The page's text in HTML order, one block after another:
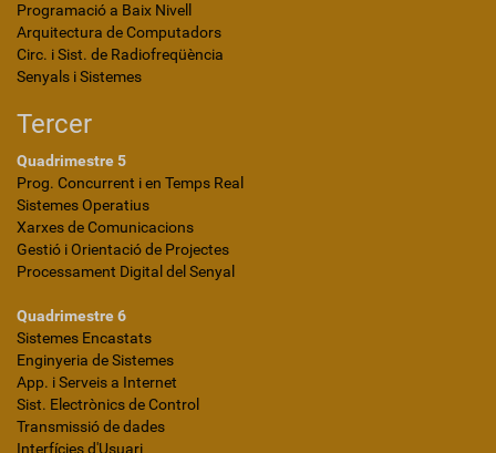
Programació a Baix Nivell
Arquitectura de Computadors
Circ. i Sist. de Radiofreqüència
Senyals i Sistemes
Tercer
Quadrimestre 5
Prog. Concurrent i en Temps Real
Sistemes Operatius
Xarxes de Comunicacions
Gestió i Orientació de Projectes
Processament Digital del Senyal
Quadrimestre 6
Sistemes Encastats
Enginyeria de Sistemes
App. i Serveis a Internet
Sist. Electrònics de Control
Transmissió de dades
Interfícies d'Usuari